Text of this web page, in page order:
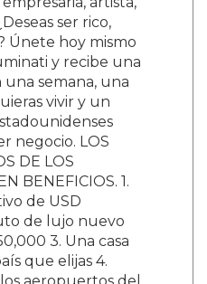
ser rico,
Únete hoy mismo
y recibe una
semana, una
vivir y un
negocio. LOS
DE LOS
BENEFICIOS. 1.
de USD
de lujo nuevo
3. Una casa
que elijas 4.